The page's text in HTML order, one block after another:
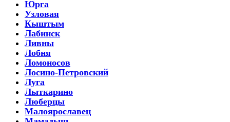
Юрга
Узловая
Кыштым
Лабинск
Ливны
Лобня
Ломоносов
Лосино-Петровский
Луга
Лыткарино
Люберцы
Малоярославец